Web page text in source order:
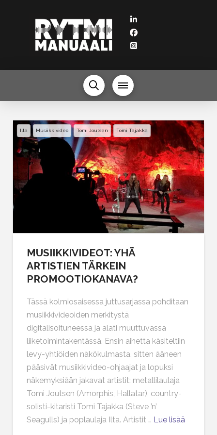
MUSIIKKIVIDEOT: YHÄ
ARTISTIEN TÄRKEIN
PROMOOTIOKANAVA?
Tässä kolmiosaisessa juttusarjassa pohditaan
musiikkivideoiden merkitystä
digitalisoituneessa ja alati muuttuvassa
liiketoimintakentässä. Ensin aihetta käsiteltiin
levy-yhtiöiden näkökulmasta, sitten ääneen
pääsivät musiikkivideo-ohjaajat ja lopuksi
näkemyksiään jakavat artistit: metallilaulaja
Tomi Joutsen (Amorphis, Hallatar), country-
solisti-kitaristi Tomi Tajakka (Steve ’n’
Seagulls) ja poplaulaja Ilta. Artistit … Lue lisää
Ilta Musiikkivideo Tomi Joutsen Tomi Tajakka